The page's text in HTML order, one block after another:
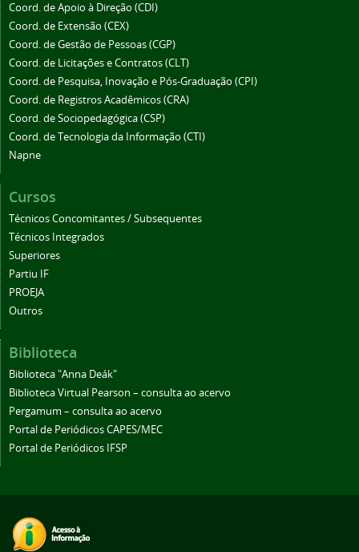
Coord. de Apoio à Direção (CDI)
Coord. de Extensão (CEX)
Coord. de Gestão de Pessoas (CGP)
Coord. de Licitações e Contratos (CLT)
Coord. de Pesquisa, Inovação e Pós-Graduação (CPI)
Coord. de Registros Acadêmicos (CRA)
Coord. de Sociopedagógica (CSP)
Coord. de Tecnologia da Informação (CTI)
Napne
Cursos
Técnicos Concomitantes / Subsequentes
Técnicos Integrados
Superiores
Partiu IF
PROEJA
Outros
Biblioteca
Biblioteca "Anna Deák"
Biblioteca Virtual Pearson – consulta ao acervo
Pergamum – consulta ao acervo
Portal de Periódicos CAPES/MEC
Portal de Periódicos IFSP